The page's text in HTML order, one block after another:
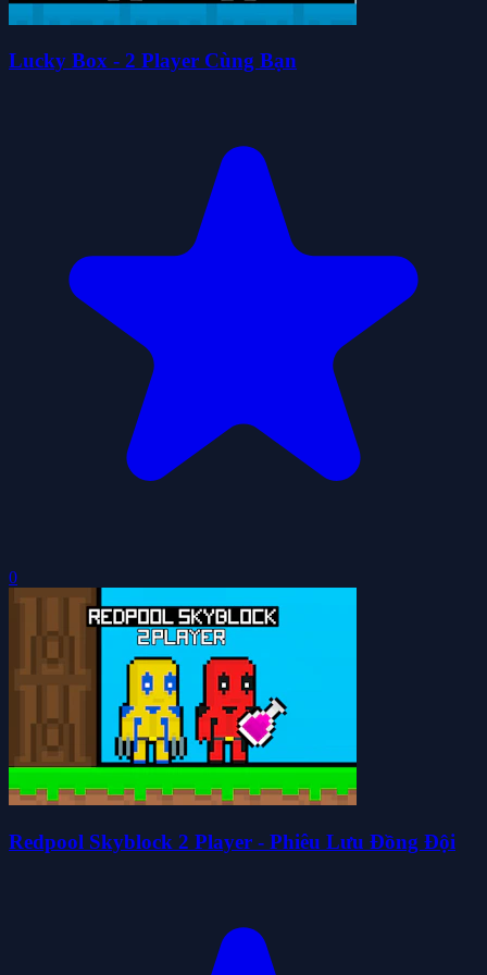
Lucky Box - 2 Player Cùng Bạn
0
Redpool Skyblock 2 Player - Phiêu Lưu Đồng Đội